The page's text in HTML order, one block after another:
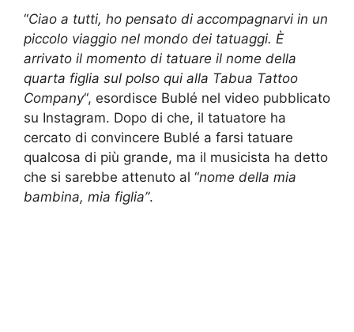
“Ciao a tutti, ho pensato di accompagnarvi in un
piccolo viaggio nel mondo dei tatuaggi. È
arrivato il momento di tatuare il nome della
quarta figlia sul polso qui alla Tabua Tattoo
Company“, esordisce Bublé nel video pubblicato
su Instagram. Dopo di che, il tatuatore ha
cercato di convincere Bublé a farsi tatuare
qualcosa di più grande, ma il musicista ha detto
che si sarebbe attenuto al “nome della mia
bambina, mia figlia”.